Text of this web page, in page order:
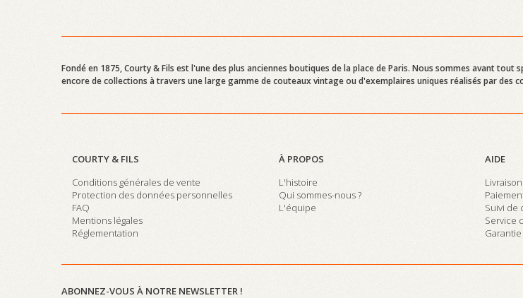
Fondé en 1875, Courty & Fils est l'une des plus anciennes boutiques de la place de Paris. Nous sommes avant
encore de collections à travers une large gamme de couteaux vintage ou d'exemplaires uniques réalisés par des
COURTY & FILS
Conditions générales de vente
Protection des données personnelles
FAQ
Mentions légales
Réglementation
À PROPOS
L'histoire
Qui sommes-nous ?
L'équipe
AIDE
Suivi de
Service
Garantie
ABONNEZ-VOUS À NOTRE NEWSLETTER !